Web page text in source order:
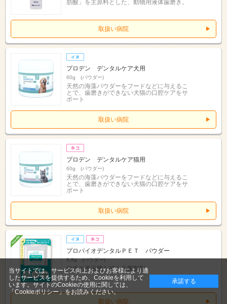
肪酸」を主原料とした、動物用液体歯磨き。
取扱い病院
プロデン デンタルケア犬用
60g (パウダー)
天然の海藻パウダーをフードなどに与えるこ
とで、歯磨きができない犬猫の口腔ケアをサ
ポート
取扱い病院
プロデン デンタルケア猫用
60g (パウダー)
天然の海藻パウダーをフードなどに与えるこ
とで、歯磨きができない犬猫の口腔ケアをサ
ポート
取扱い病院
プロバイオデンタルＰＥＴ パウダー
9.8g (パウダー)
口内の善玉菌を補う生菌製剤
取扱い病院
当サイトでは、サービス向上およびお客様により適
したサービスを提供するため、Cookieを利用して
います。サイトのCookieの使用に関しては、
「Cookieポリシー」をお読みください。
承諾する